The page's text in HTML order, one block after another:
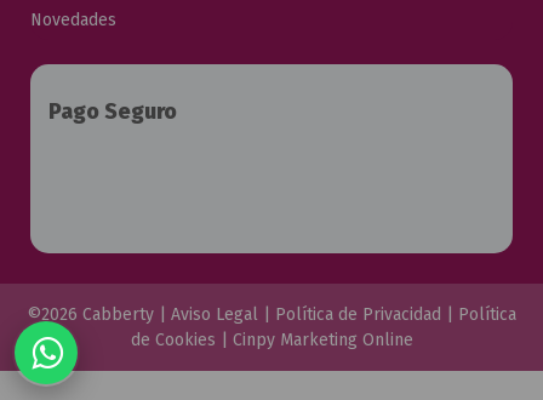
Novedades
Pago Seguro
©2026 Cabberty | Aviso Legal Política de Privacidad
Política
de Cookies
Cinpy Marketing Online